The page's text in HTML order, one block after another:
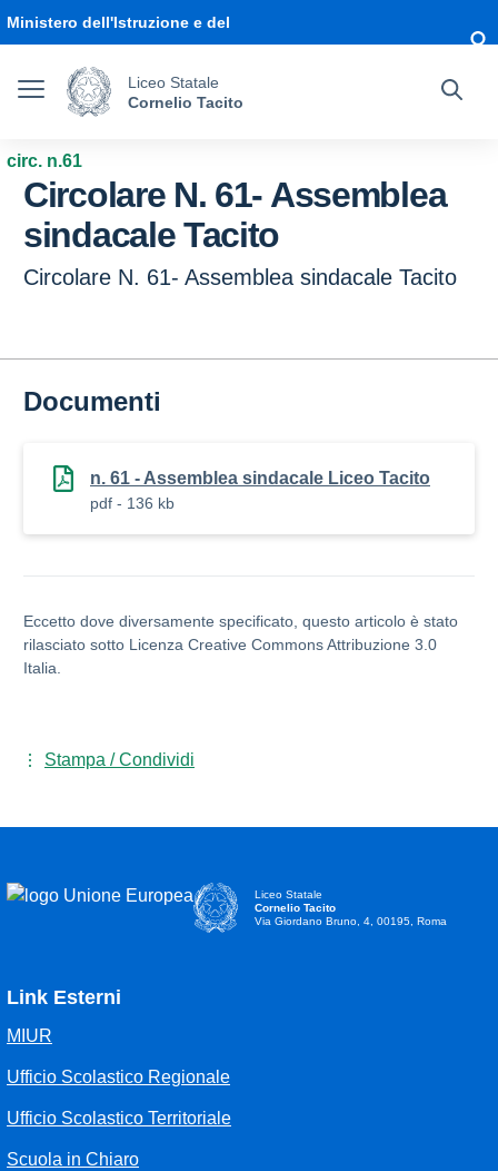
Ministero dell'Istruzione e del
Liceo Statale
Cornelio Tacito
circ. n.61
Circolare N. 61- Assemblea
sindacale Tacito
Circolare N. 61- Assemblea sindacale Tacito
Documenti
n. 61 - Assemblea sindacale Liceo Tacito
pdf - 136 kb
Eccetto dove diversamente specificato, questo articolo è stato
rilasciato sotto Licenza Creative Commons Attribuzione 3.0
Italia.
Stampa / Condividi
Liceo Statale
Cornelio Tacito
Via Giordano Bruno, 4, 00195, Roma
Link Esterni
MIUR
Ufficio Scolastico Regionale
Ufficio Scolastico Territoriale
Scuola in Chiaro